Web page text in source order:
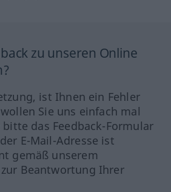
zu unseren Online
ist Ihnen ein Fehler
Sie uns einfach mal
bitte das Feedback-Formular
E-Mail-Adresse ist
gemäß unserem
Beantwortung Ihrer